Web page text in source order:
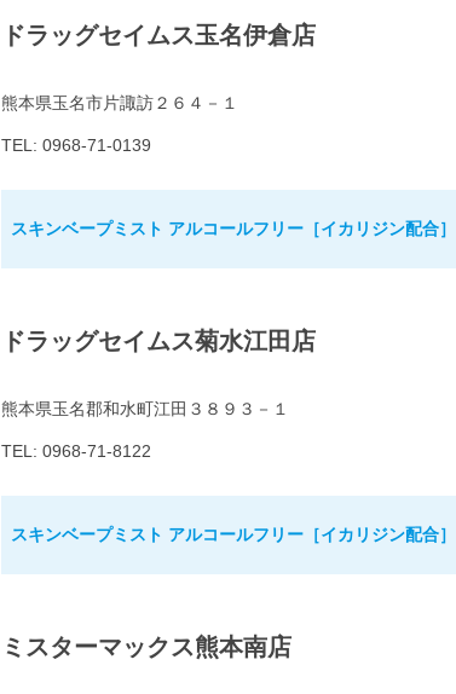
ドラッグセイムス玉名伊倉店
熊本県玉名市片諏訪２６４－１
TEL: 0968-71-0139
スキンベープミスト アルコールフリー［イカリジン配合
ドラッグセイムス菊水江田店
熊本県玉名郡和水町江田３８９３－１
TEL: 0968-71-8122
スキンベープミスト アルコールフリー［イカリジン配合
ミスターマックス熊本南店